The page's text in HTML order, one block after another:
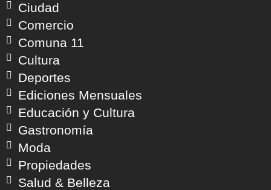
Ciudad
Comercio
Comuna 11
Cultura
Deportes
Ediciones Mensuales
Educación y Cultura
Gastronomía
Moda
Propiedades
Salud & Belleza